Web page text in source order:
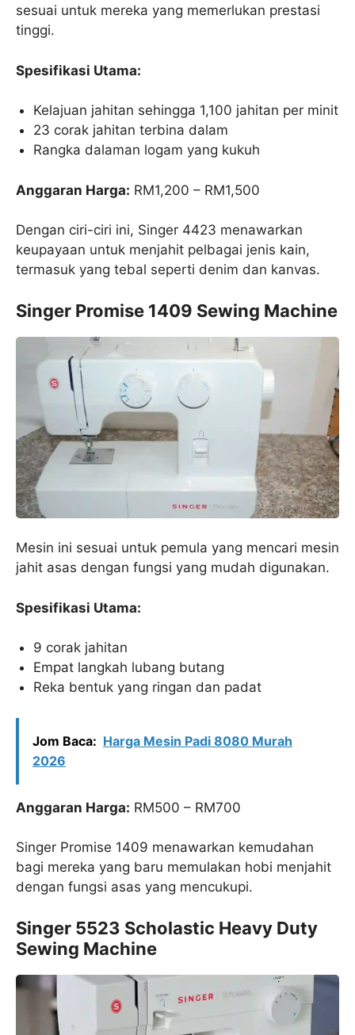
sesuai untuk mereka yang memerlukan prestasi
tinggi.
Spesifikasi Utama:
Kelajuan jahitan sehingga 1,100 jahitan per minit
23 corak jahitan terbina dalam
Rangka dalaman logam yang kukuh
Anggaran Harga: RM1,200 – RM1,500
Dengan ciri-ciri ini, Singer 4423 menawarkan
keupayaan untuk menjahit pelbagai jenis kain,
termasuk yang tebal seperti denim dan kanvas.
Singer Promise 1409 Sewing Machine
Mesin ini sesuai untuk pemula yang mencari mesin
jahit asas dengan fungsi yang mudah digunakan.
Spesifikasi Utama:
9 corak jahitan
Empat langkah lubang butang
Reka bentuk yang ringan dan padat
Jom Baca: Harga Mesin Padi 8080 Murah
2026
Anggaran Harga: RM500 – RM700
Singer Promise 1409 menawarkan kemudahan
bagi mereka yang baru memulakan hobi menjahit
dengan fungsi asas yang mencukupi.
Singer 5523 Scholastic Heavy Duty
Sewing Machine